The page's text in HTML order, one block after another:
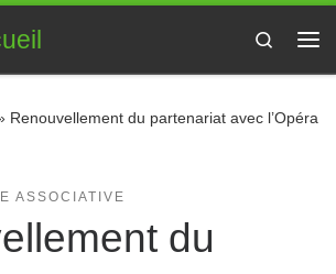
Search
Renouvellement du partenariat avec l’Opéra
ASSOCIATIVE
du